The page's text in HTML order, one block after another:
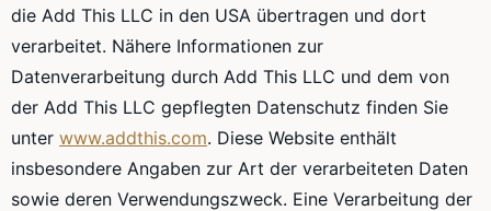
die Add This LLC in den USA übertragen und dort
verarbeitet. Nähere Informationen zur
Datenverarbeitung durch Add This LLC und dem von
der Add This LLC gepflegten Datenschutz finden Sie
unter www.addthis.com. Diese Website enthält
insbesondere Angaben zur Art der verarbeiteten Daten
sowie deren Verwendungszweck. Eine Verarbeitung der